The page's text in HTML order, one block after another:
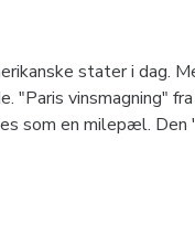
stater i dag.
"Paris vinsmagning"
som en milepæl.